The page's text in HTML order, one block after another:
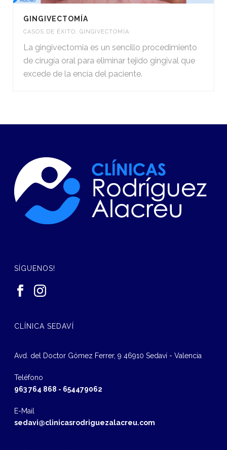
GINGIVECTOMÍA
CASOS DE ÉXITO, GINGIVECTOMÍA
La gingivectomia es un sencillo procedimiento
de cirugía oral para eliminar tejido gingival que
excede de la encía del paciente.
SÍGUENOS!
CLÍNICA SEDAVÍ
Avd. del Doctor Gómez Ferrer, 9 46910 Sedaví - Valencia
Teléfono
963 764 868 - 654479062
E-Mail
sedavi@clinicasrodriguezalacreu.com